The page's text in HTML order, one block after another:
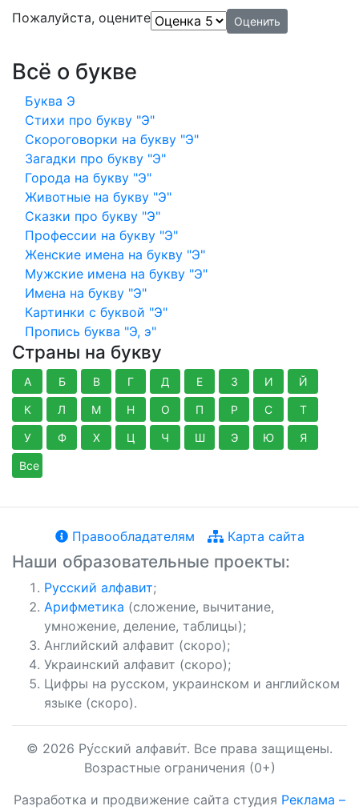
Пожалуйста, оцените
Всё о букве
Буква Э
Стихи про букву "Э"
Скороговорки на букву "Э"
Загадки про букву "Э"
Города на букву "Э"
Животные на букву "Э"
Сказки про букву "Э"
Профессии на букву "Э"
Женские имена на букву "Э"
Мужские имена на букву "Э"
Имена на букву "Э"
Картинки с буквой "Э"
Пропись буква "Э, э"
Страны на букву
А Б В Г Д Е З И Й
К Л М Н О П Р С Т
У Ф Х Ц Ч Ш Э Ю Я
Все
Правообладателям Карта сайта
Наши образовательные проекты:
Русский алфавит;
Арифметика (сложение, вычитание,
умножение, деление, таблицы);
Английский алфавит (скоро);
Украинский алфавит (скоро);
Цифры на русском, украинском и английском
языке (скоро).
© 2026 Ру́сский алфави́т. Все права защищены.
Возрастные ограничения (0+)
Разработка и продвижение сайта студия Реклама –